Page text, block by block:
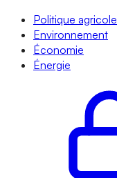
Politique agricole
Environnement
Économie
Énergie